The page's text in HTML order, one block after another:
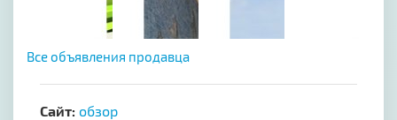
Все объявления продавца
Сайт: обзор